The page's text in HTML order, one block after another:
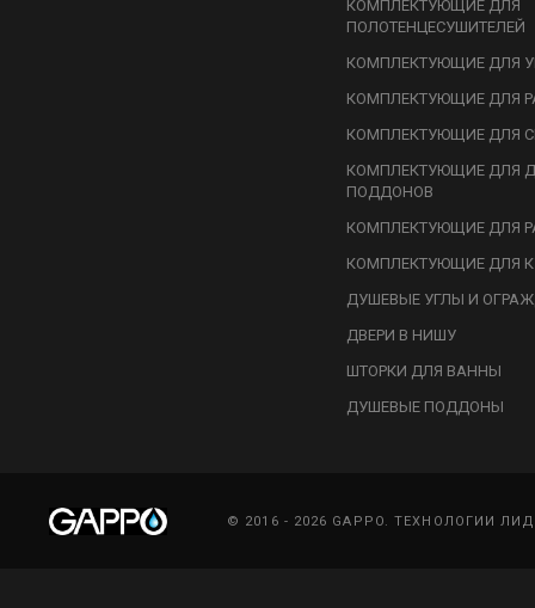
КОМПЛЕКТУЮЩИЕ ДЛЯ
ПОЛОТЕНЦЕСУШИТЕЛЕЙ
КОМПЛЕКТУЮЩИЕ ДЛЯ
КОМПЛЕКТУЮЩИЕ ДЛЯ
КОМПЛЕКТУЮЩИЕ ДЛЯ
КОМПЛЕКТУЮЩИЕ ДЛЯ
ПОДДОНОВ
КОМПЛЕКТУЮЩИЕ ДЛЯ
КОМПЛЕКТУЮЩИЕ ДЛЯ
ДУШЕВЫЕ УГЛЫ И
ДВЕРИ В НИШУ
ШТОРКИ ДЛЯ ВАННЫ
ДУШЕВЫЕ ПОДДОНЫ
© 2016 - 2026 GAPPO. ТЕХНОЛОГИИ